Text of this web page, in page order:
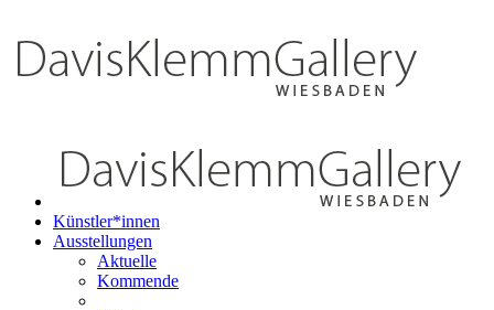
Künstler*innen
Ausstellungen
Aktuelle
Kommende